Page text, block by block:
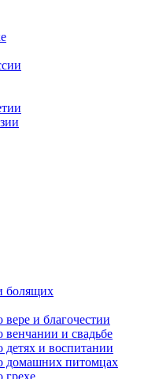
болящих
и благочестии
и свадьбе
и воспитании
домашних питомцах